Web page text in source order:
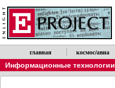
главная космос/авиа
Информационные технологии